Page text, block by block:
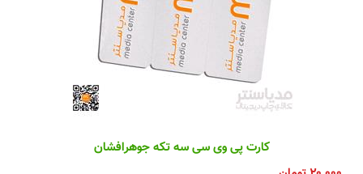
کارت پی وی سی سه تکه جوهرافشان